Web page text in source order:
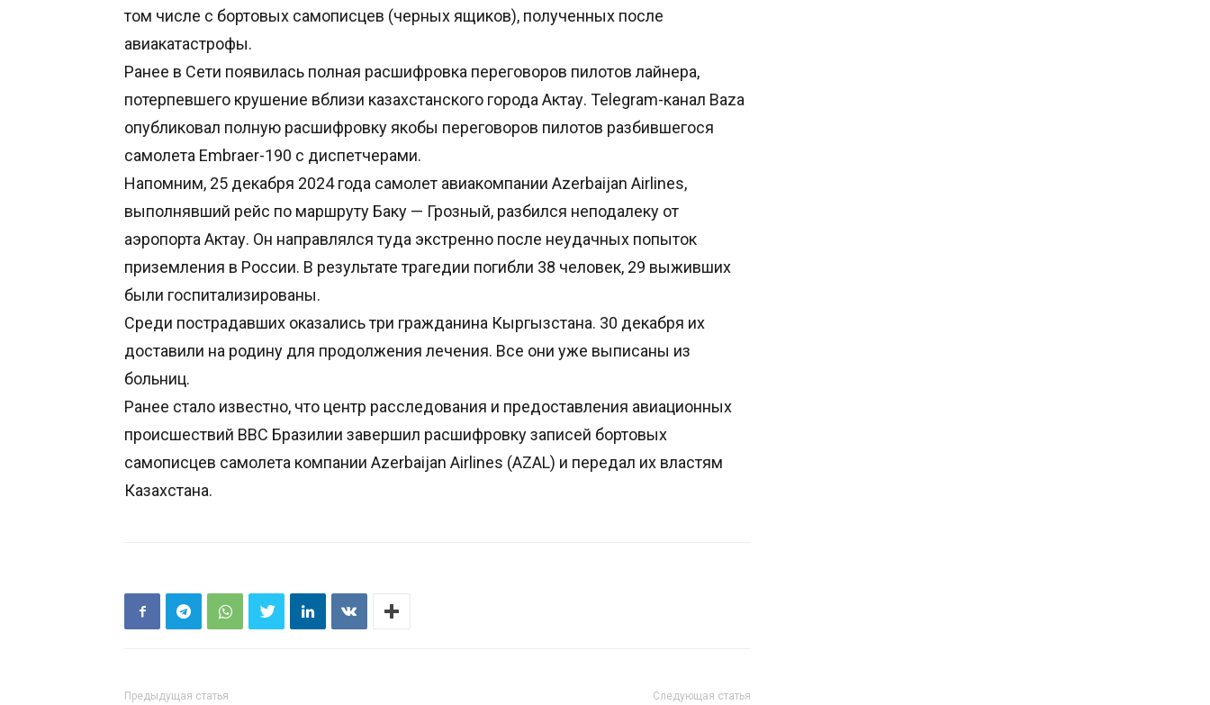
том числе с бортовых самописцев (черных ящиков), полученных после
авиакатастрофы.
Ранее в Сети появилась полная расшифровка переговоров пилотов лайнера,
потерпевшего крушение вблизи казахстанского города Актау. Telegram-канал Baza
опубликовал полную расшифровку якобы переговоров пилотов разбившегося
самолета Embraer-190 с диспетчерами.
Напомним, 25 декабря 2024 года самолет авиакомпании Azerbaijan Airlines,
выполнявший рейс по маршруту Баку — Грозный, разбился неподалеку от
аэропорта Актау. Он направлялся туда экстренно после неудачных попыток
приземления в России. В результате трагедии погибли 38 человек, 29 выживших
были госпитализированы.
Среди пострадавших оказались три гражданина Кыргызстана. 30 декабря их
доставили на родину для продолжения лечения. Все они уже выписаны из
больниц.
Ранее стало известно, что центр расследования и предоставления авиационных
происшествий ВВС Бразилии завершил расшифровку записей бортовых
самописцев самолета компании Azerbaijan Airlines (AZAL) и передал их властям
Казахстана.
Предыдущая статья Следующая статья